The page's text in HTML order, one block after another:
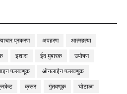
प्रकरण अपहरण
आत्महत्या
इशारा ईद मुबारक
उपोषण
फसवणूक
ऑनलाईन फसवणुक
क्रूर गुंतवणूक
घोटाळा